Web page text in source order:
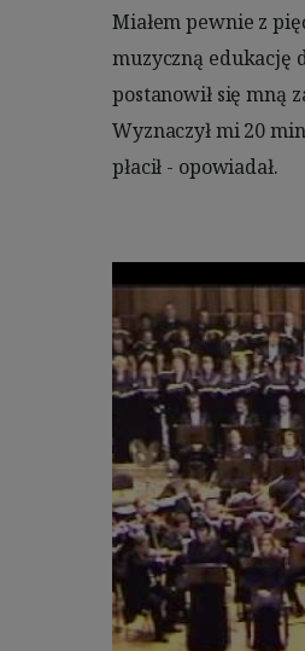
Miałem pewnie z
muzyczną edukację
postanowił się mną
Wyznaczył mi 20
płacił - opowiadał.
swoich różowych,